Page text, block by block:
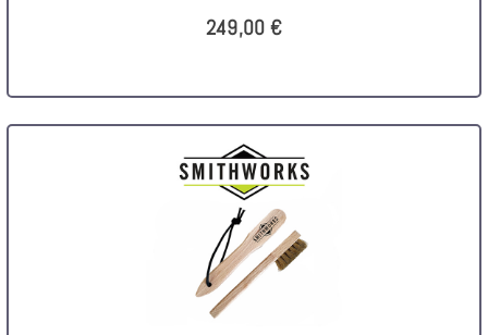
249,00 €